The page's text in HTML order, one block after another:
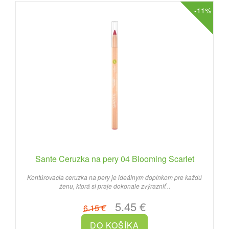
-11%
Sante Ceruzka na pery 04 Blooming Scarlet
Kontúrovacia ceruzka na pery je ideálnym doplnkom pre každú
ženu, ktorá si praje dokonale zvýrazniť ..
6.15 €5.45 €